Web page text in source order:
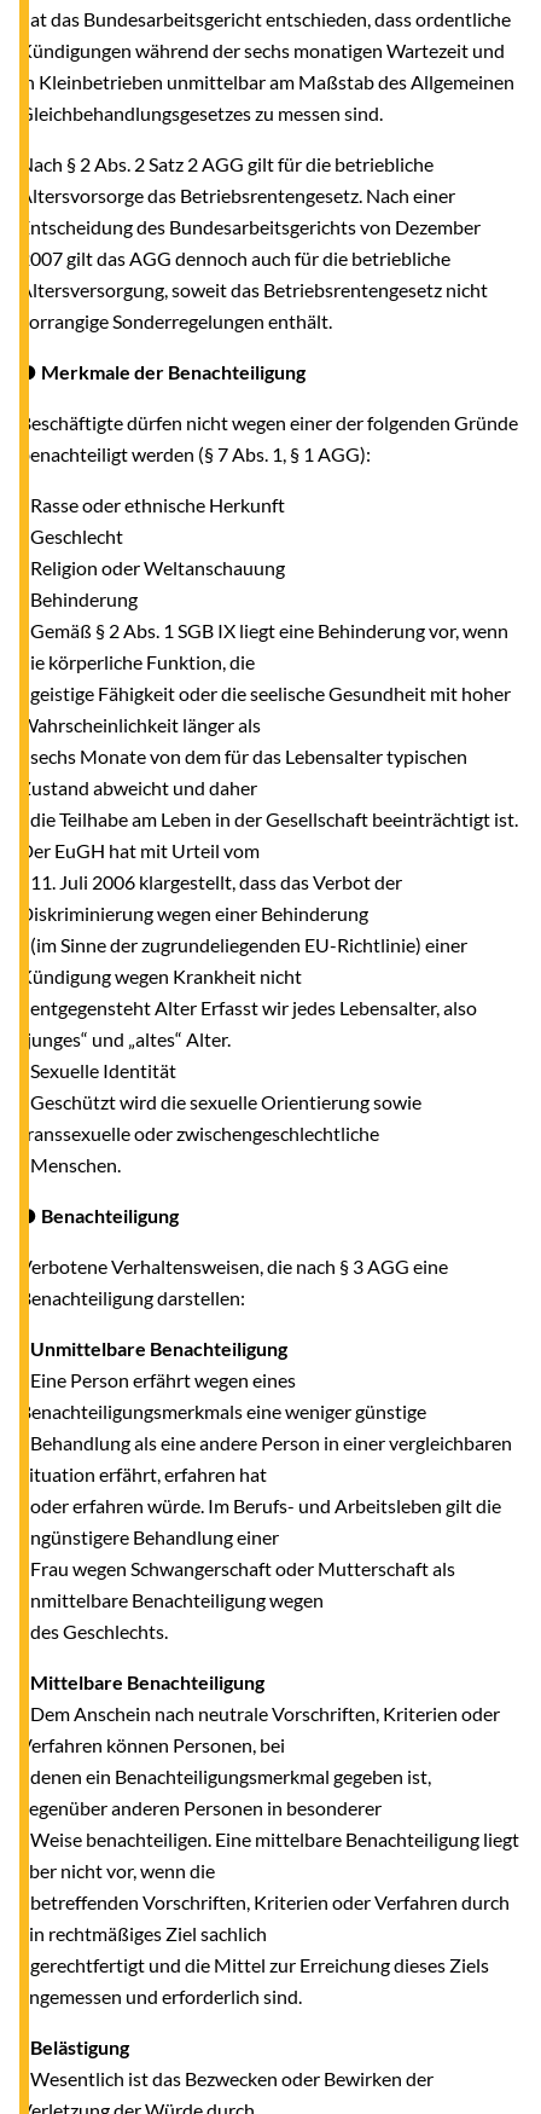
hat das Bundesarbeitsgericht entschieden, dass ordentliche
Kündigungen während der sechs monatigen Wartezeit und
in Kleinbetrieben unmittelbar am Maßstab des Allgemeinen
Gleichbehandlungsgesetzes zu messen sind.
Nach § 2 Abs. 2 Satz 2 AGG gilt für die betriebliche
Altersvorsorge das Betriebsrentengesetz. Nach einer
Entscheidung des Bundesarbeitsgerichts von Dezember
2007 gilt das AGG dennoch auch für die betriebliche
Altersversorgung, soweit das Betriebsrentengesetz nicht
vorrangige Sonderregelungen enthält.
● Merkmale der Benachteiligung
Beschäftigte dürfen nicht wegen einer der folgenden Gründe
benachteiligt werden (§ 7 Abs. 1, § 1 AGG):
- Rasse oder ethnische Herkunft
- Geschlecht
- Religion oder Weltanschauung
- Behinderung
Gemäß § 2 Abs. 1 SGB IX liegt eine Behinderung vor, wenn
die körperliche Funktion, die
geistige Fähigkeit oder die seelische Gesundheit mit hoher
Wahrscheinlichkeit länger als
sechs Monate von dem für das Lebensalter typischen
Zustand abweicht und daher
die Teilhabe am Leben in der Gesellschaft beeinträchtigt ist.
Der EuGH hat mit Urteil vom
11. Juli 2006 klargestellt, dass das Verbot der
Diskriminierung wegen einer Behinderung
(im Sinne der zugrundeliegenden EU-Richtlinie) einer
Kündigung wegen Krankheit nicht
entgegensteht Alter Erfasst wir jedes Lebensalter, also
„junges“ und „altes“ Alter.
- Sexuelle Identität
Geschützt wird die sexuelle Orientierung sowie
transsexuelle oder zwischengeschlechtliche
Menschen.
● Benachteiligung
Verbotene Verhaltensweisen, die nach § 3 AGG eine
Benachteiligung darstellen:
Unmittelbare Benachteiligung
Eine Person erfährt wegen eines
Benachteiligungsmerkmals eine weniger günstige
Behandlung als eine andere Person in einer vergleichbaren
Situation erfährt, erfahren hat
oder erfahren würde. Im Berufs- und Arbeitsleben gilt die
ungünstigere Behandlung einer
Frau wegen Schwangerschaft oder Mutterschaft als
unmittelbare Benachteiligung wegen
des Geschlechts.
- Mittelbare Benachteiligung
Dem Anschein nach neutrale Vorschriften, Kriterien oder
Verfahren können Personen, bei
denen ein Benachteiligungsmerkmal gegeben ist,
gegenüber anderen Personen in besonderer
Weise benachteiligen. Eine mittelbare Benachteiligung liegt
aber nicht vor, wenn die
betreffenden Vorschriften, Kriterien oder Verfahren durch
ein rechtmäßiges Ziel sachlich
gerechtfertigt und die Mittel zur Erreichung dieses Ziels
angemessen und erforderlich sind.
- Belästigung
Wesentlich ist das Bezwecken oder Bewirken der